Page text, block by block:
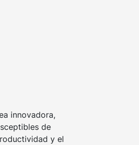
innovadora,
de
y el